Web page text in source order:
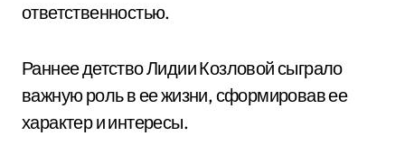
ответственностью.
Раннее детство Лидии Козловой сыграло
важную роль в ее жизни, сформировав ее
характер и интересы.